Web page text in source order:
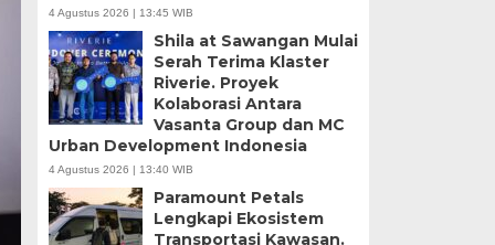
4 Agustus 2026 | 13:45 WIB
Shila at Sawangan Mulai
Serah Terima Klaster
Riverie. Proyek
Kolaborasi Antara
Vasanta Group dan MC
Urban Development Indonesia
4 Agustus 2026 | 13:40 WIB
Paramount Petals
Lengkapi Ekosistem
Transportasi Kawasan.